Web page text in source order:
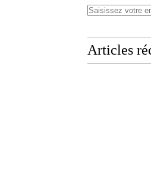
Articles